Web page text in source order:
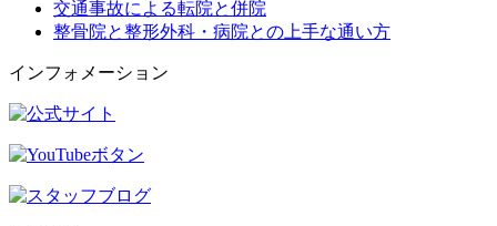
交通事故による転院と併院
整骨院と整形外科・病院との上手な通い方
インフォメーション